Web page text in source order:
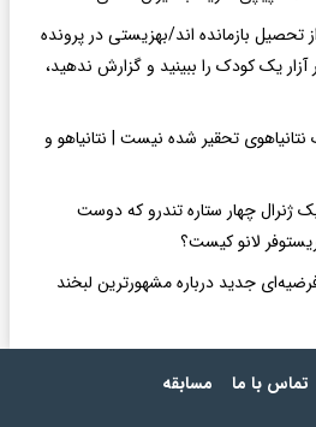
تحصیل بازمانده اند/بهزیستی در پرونده
یک کودک را ببینید و گزارش ندهید،
تحقیر شده نیست | نتانیاهو و
ژنرال چهار ستاره تندرو که دوست
لانو کیست؟
فرضیه‌ای جدید درباره مشهورترین لبخند
تماس با ما مسابقه